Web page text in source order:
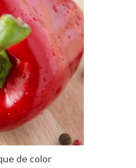
de color